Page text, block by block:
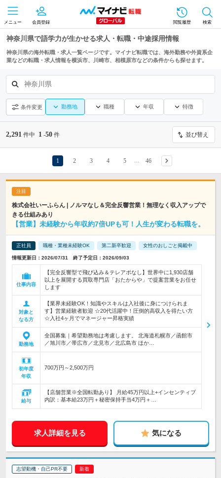
メニュー 会員登録 閲覧履歴 検索
神奈川県で語学力が生かせる求人・転職・中途採用情報
神奈川県の海外転職・求人一覧ページです。マイナビ転職では、海外勤務や外資系企
業などの転職・求人情報を横浜市、川崎市、相模原市などの条件からも探せます。
神奈川県
条件変更 勤務地 職種 年収 特徴
2,291 件中 1 -50 件 並び替え
1 2 3 4 5 46
株式会社いーふらん | ノルマなし＆完全反響営業！無理なく収入アップで
きる仕組みあり
【営業】未経験から年収約7倍UPも可！人生が変わる転職を。
正社員 職種・業種未経験OK 第二新卒歓迎 女性のおしごと掲載中
情報更新日：2026/07/31 終了予定日：2026/09/03
仕事内容
【完全反響型で飛び込み＆テレアポなし】世界中に1,930店舗
以上を展開する買取専門店「おたからや」で提案営業をお任せ
します
対象と
なる方
【業界未経験OK！知識やスキルは入社後に身につけられま
す】営業経験者歓迎 ☆20代活躍中！圧倒的高収入を得たい方
☆入社4ヶ月でマネージャー昇格実績
勤務地
全国募集｜希望勤務地は考慮します。 北海道札幌市／函館市
／旭川市／帯広市／北見市／北広島市 ほか…
初年度
年収
700万円～2,500万円
給与
【店舗営業※全国転勤あり】 月給45万円以上+インセンティブ
内訳：基本給23万円＋秘密保持手当4万円＋…
求人詳細を見る 気になる
志望動機・自己PR不要